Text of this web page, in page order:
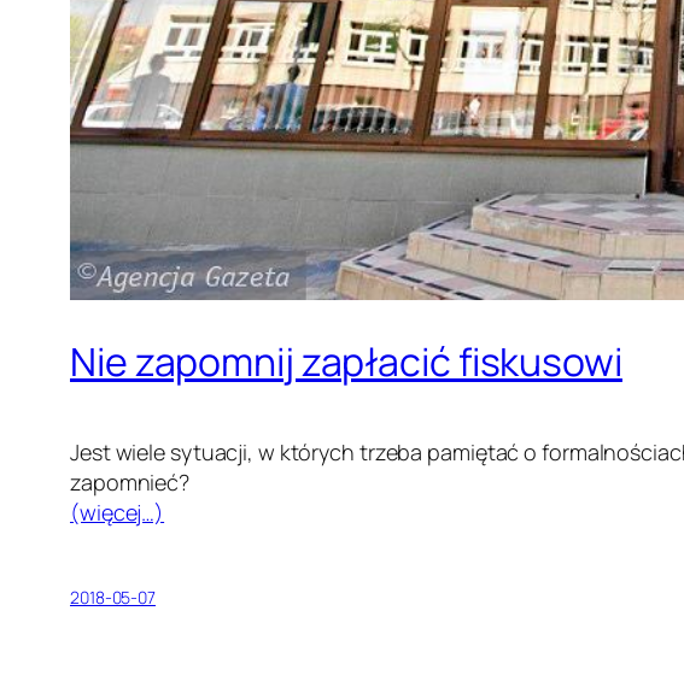
Nie zapomnij zapłacić fiskusowi
Jest wiele sytuacji, w których trzeba pamiętać o
zapomnieć?
(więcej…)
2018-05-07